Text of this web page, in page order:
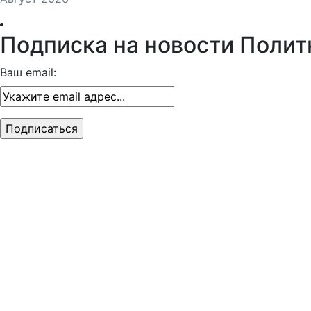
Подписка на новости
Ваш email: